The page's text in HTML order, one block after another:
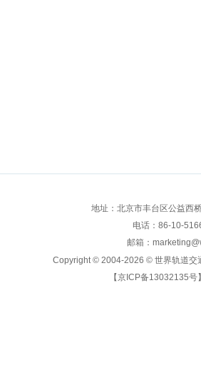
地址：北京市丰台区公益西
电话：86-10-
邮箱：
Copyright © 2004-2026 © 世界轨道交
【京ICP备13032135